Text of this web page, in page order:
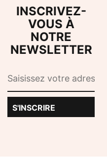
options
INSCRIVEZ-
VOUS À
NOTRE
NEWSLETTER
S'INSCRIRE